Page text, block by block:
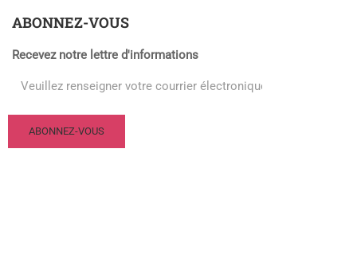
ABONNEZ-VOUS
Recevez notre lettre d'informations